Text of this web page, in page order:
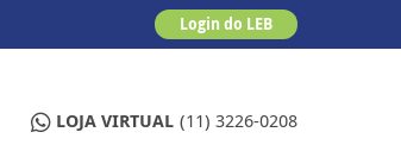
Login do LEB
LOJA VIRTUAL (11) 3226-0208